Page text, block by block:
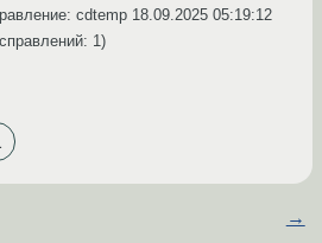
cdtemp 18.09.2025 05:19:12
1)
→